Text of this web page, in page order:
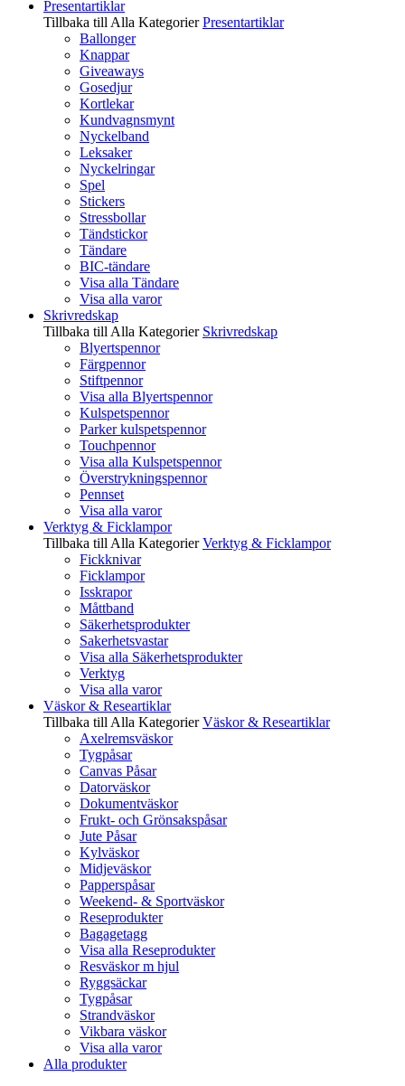
Presentartiklar
Tillbaka till Alla Kategorier Presentartiklar
Ballonger
Knappar
Giveaways
Gosedjur
Kortlekar
Kundvagnsmynt
Nyckelband
Leksaker
Nyckelringar
Spel
Stickers
Stressbollar
Tändstickor
Tändare
BIC-tändare
Visa alla Tändare
Visa alla varor
Skrivredskap
Tillbaka till Alla Kategorier Skrivredskap
Blyertspennor
Färgpennor
Stiftpennor
Visa alla Blyertspennor
Kulspetspennor
Parker kulspetspennor
Touchpennor
Visa alla Kulspetspennor
Överstrykningspennor
Pennset
Visa alla varor
Verktyg & Ficklampor
Tillbaka till Alla Kategorier Verktyg & Ficklampor
Fickknivar
Ficklampor
Isskrapor
Måttband
Säkerhetsprodukter
Sakerhetsvastar
Visa alla Säkerhetsprodukter
Verktyg
Visa alla varor
Väskor & Researtiklar
Tillbaka till Alla Kategorier Väskor & Researtiklar
Axelremsväskor
Tygpåsar
Canvas Påsar
Datorväskor
Dokumentväskor
Frukt- och Grönsakspåsar
Jute Påsar
Kylväskor
Midjeväskor
Papperspåsar
Weekend- & Sportväskor
Reseprodukter
Bagagetagg
Visa alla Reseprodukter
Resväskor m hjul
Ryggsäckar
Tygpåsar
Strandväskor
Vikbara väskor
Visa alla varor
Alla produkter